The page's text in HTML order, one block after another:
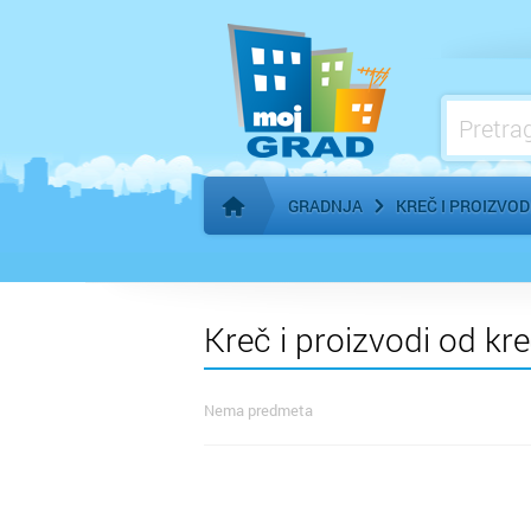
Početna stranica
GRADNJA KREČ I
Građevinsko zemljište i izgradnja
Grejanje, klimatizacija
Kreč i proizvodi od
Nema predmeta